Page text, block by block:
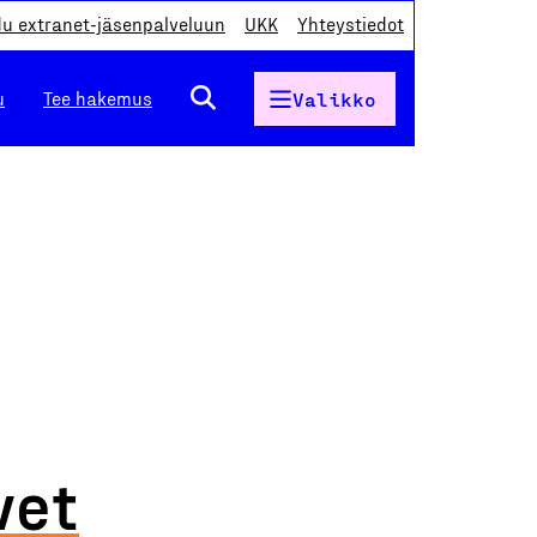
extranet-jäsenpalveluun UKK Yhteystiedot
Tee hakemus Valikko